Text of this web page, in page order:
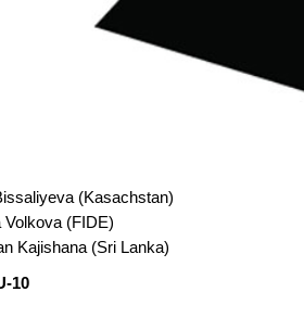
(Kasachstan)
Volkova (FIDE)
Kajishana (Sri Lanka)
10